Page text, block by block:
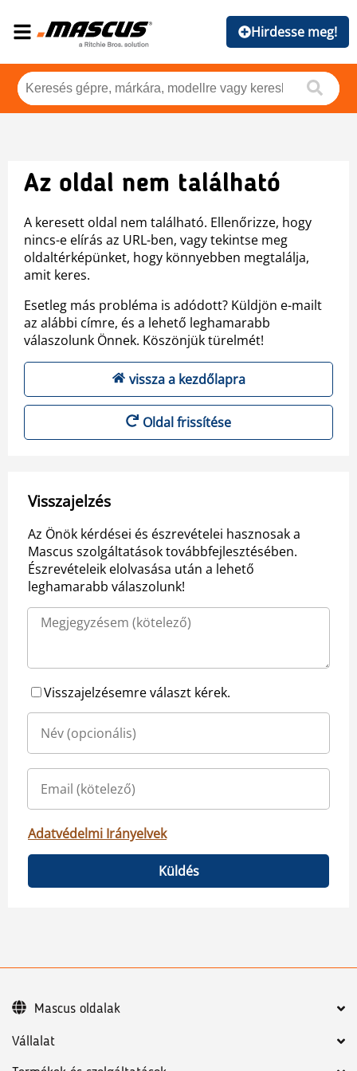
Hirdesse meg!
Az oldal nem található
A keresett oldal nem található. Ellenőrizze, hogy
nincs-e elírás az URL-ben, vagy tekintse meg
oldaltérképünket, hogy könnyebben megtalálja,
amit keres.
Esetleg más probléma is adódott? Küldjön e-mailt
az alábbi címre, és a lehető leghamarabb
válaszolunk Önnek. Köszönjük türelmét!
vissza a kezdőlapra
Oldal frissítése
Visszajelzés
Az Önök kérdései és észrevételei hasznosak a
Mascus szolgáltatások továbbfejlesztésében.
Észrevételeik elolvasása után a lehető
leghamarabb válaszolunk!
Visszajelzésemre választ kérek.
Adatvédelmi Irányelvek
Küldés
Vállalat
Mascus oldalak